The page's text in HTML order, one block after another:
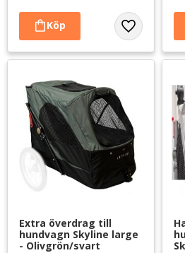
Lägg till i
Extra överdrag till
hundvagn Skyline large
- Olivgrön/svart